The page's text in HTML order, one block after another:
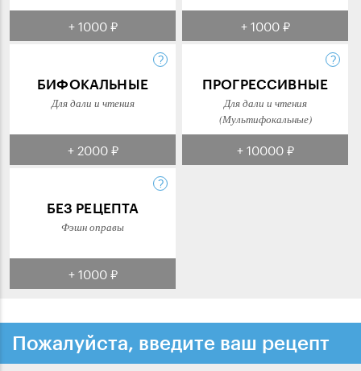
+ 1000 ₽ + 1000 ₽
БИФОКАЛЬНЫЕ
Для дали и чтения
+ 2000 ₽
ПРОГРЕССИВНЫЕ
Для дали и чтения
(Мультифокальные)
+ 10000 ₽
БЕЗ РЕЦЕПТА
Фэшн оправы
+ 1000 ₽
Пожалуйста, введите ваш рецепт